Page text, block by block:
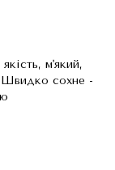
м'який,
Швидко сохне -